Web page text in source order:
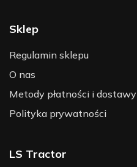
Sklep
Regulamin sklepu
O nas
Metody płatności i dostawy
Polityka prywatności
LS Tractor